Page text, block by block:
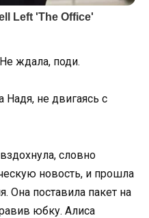
ждала, поди.
Надя, не двигаясь с
словно
новость, и прошла
Она поставила пакет на
юбку. Алиса